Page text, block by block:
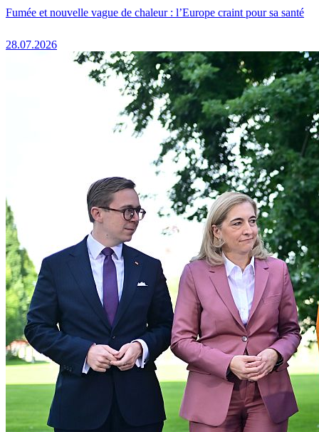
Fumée et nouvelle vague de chaleur : l’Europe craint pour sa santé
28.07.2026